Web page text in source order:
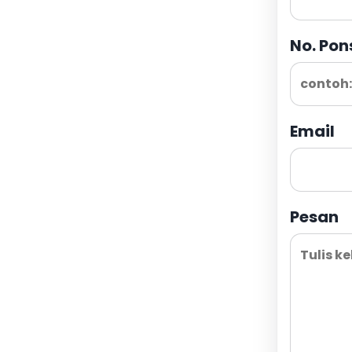
No.
Email
Pesan